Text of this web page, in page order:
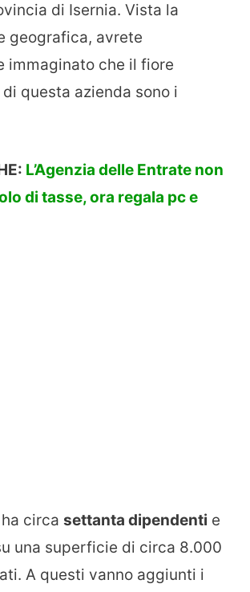
di Isernia. Vista la
geografica, avrete
immaginato che il fiore
di questa azienda sono i
L’Agenzia delle Entrate non
di tasse, ora regala pc e
circa settanta dipendenti e
una superficie di circa 8.000
A questi vanno aggiunti i